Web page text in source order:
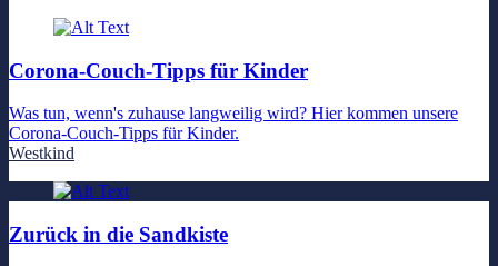
Corona-Couch-Tipps für Kinder
Was tun, wenn's zuhause langweilig wird? Hier kommen unsere
Corona-Couch-Tipps für Kinder.
Westkind
Zurück in die Sandkiste